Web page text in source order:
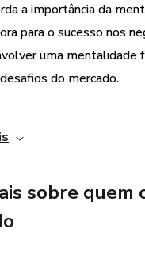
a importância da
para o sucesso nos
uma mentalidade
do mercado.
de Rita França, o
credibilidade e
objetivos de vendas e
sobre quem